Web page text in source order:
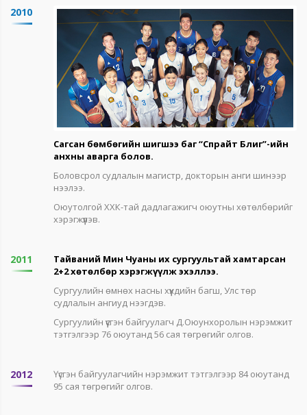
2010
Сагсан бөмбөгийн шигшээ баг “Спрайт Блиг”-ийн
анхны аварга болов.
Боловсрол судлалын магистр, докторын анги шинээр
нээлээ.
Оюутолгой ХХК-тай дадлагажигч оюутны хөтөлбөрийг
хэрэгжүүлэв.
2011
Тайваний Мин Чуаны их сургуультай хамтарсан
2+2 хөтөлбөр хэрэгжүүлж эхэллээ.
Сургуулийн өмнөх насны хүүхдийн багш, Улс төр
судлалын ангиуд нээгдэв.
Сургуулийн үүсгэн байгуулагч Д.Оюунхоролын нэрэмжит
тэтгэлгээр 76 оюутанд 56 сая төгрөгийг олгов.
2012
Үүсгэн байгуулагчийн нэрэмжит тэтгэлгээр 84 оюутанд
95 сая төгрөгийг олгов.